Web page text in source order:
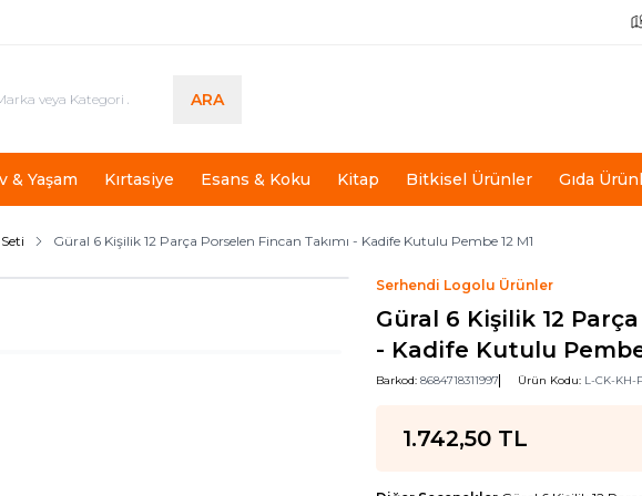
ARA
& Yaşam Kırtasiye Esans & Koku Kitap Bitkisel Ürünler Gıda
Güral 6 Kişilik 12 Parça Porselen Fincan Takımı - Kadife Kutulu Pembe 12 M1
Serhendi Logolu Ürünler
Güral 6 Kişilik 12
- Kadife Kutulu Pembe
Barkod:8684718311997 Ürün Kodu: L-CK-KH-
1.742,50 TL